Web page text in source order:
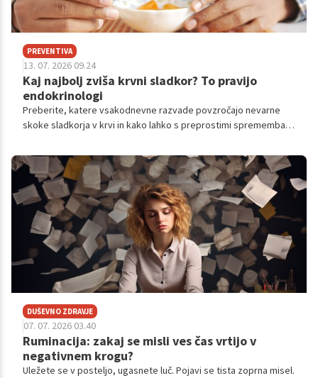
PREVENTIVA
13. 07. 2026 09.24
Kaj najbolj zviša krvni sladkor? To pravijo
endokrinologi
Preberite, katere vsakodnevne razvade povzročajo nevarne
skoke sladkorja v krvi in kako lahko s preprostimi spremembami
DUŠEVNO ZDRAVJE
07. 07. 2026 03.40
Ruminacija: zakaj se misli ves čas vrtijo v
negativnem krogu?
Uležete se v posteljo, ugasnete luč. Pojavi se tista zoprna misel.